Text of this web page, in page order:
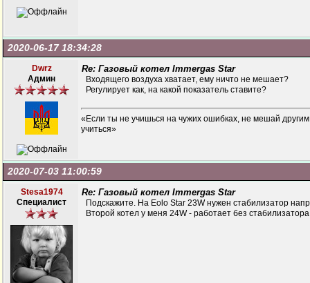
2020-06-17 18:34:28
Dwrz
Админ
Re: Газовый котел Immergas Star
Входящего воздуха хватает, ему ничто не мешает?
Регулирует как, на какой показатель ставите?
«Если ты не учишься на чужих ошибках, не мешай другим
учиться»
2020-07-03 11:00:59
Stesa1974
Специалист
Re: Газовый котел Immergas Star
Подскажите. На Eolo Star 23W нужен стабилизатор
Второй котел у меня 24W - работает без